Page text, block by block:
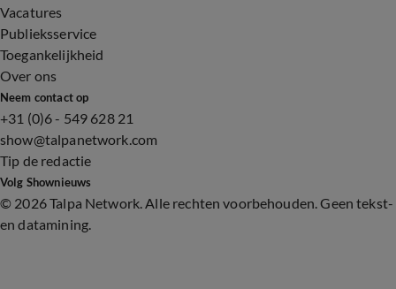
Vacatures
Publieksservice
Toegankelijkheid
Over ons
Neem contact op
+31 (0)6 - 549 628 21
show@talpanetwork.com
Tip de redactie
Volg Shownieuws
© 2026 Talpa Network. Alle rechten voorbehouden. Geen tekst-
en datamining.